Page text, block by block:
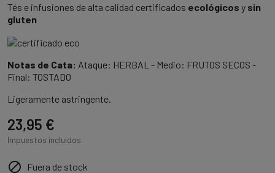
Tés e infusiones de alta calidad certificados ecológicos y sin
gluten
Notas de Cata: Ataque: HERBAL - Medio: FRUTOS SECOS -
Final: TOSTADO
Ligeramente astringente.
23,95 €
Impuestos incluidos
 Fuera de stock